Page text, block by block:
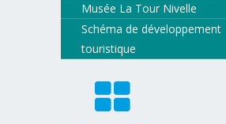
Musée La Tour Nivelle
Schéma de développement
touristique